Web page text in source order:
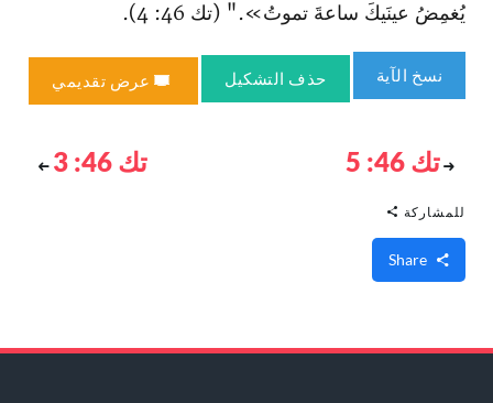
يُغمِضُ عينَيكَ ساعةَ تموتُ»." (تك 46: 4).
نسخ الآية حذف التشكيل عرض تقديمي
تك 46: 5 تك 46: 3
للمشاركة